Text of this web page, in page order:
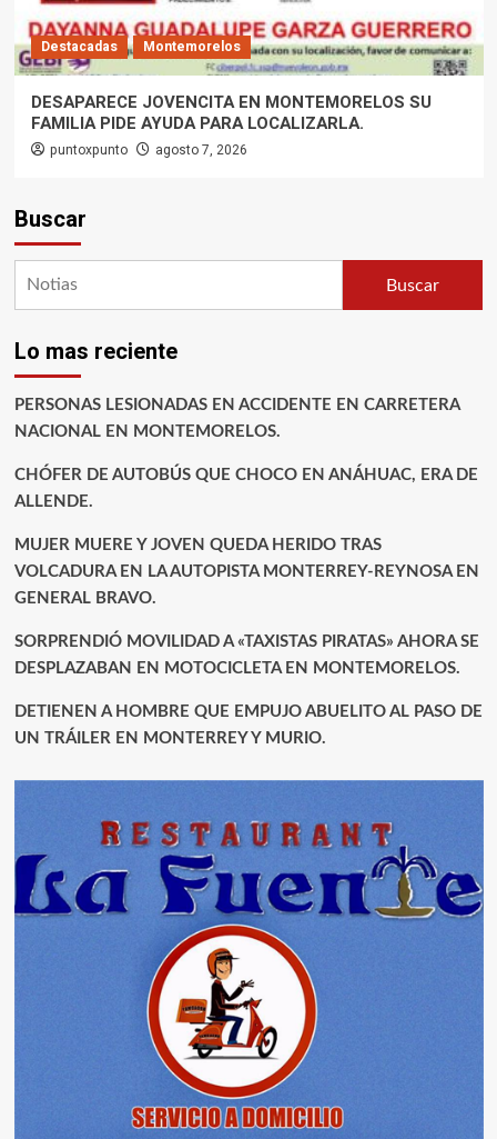
Destacadas Montemorelos
DESAPARECE JOVENCITA EN MONTEMORELOS SU
FAMILIA PIDE AYUDA PARA LOCALIZARLA.
puntoxpunto agosto 7, 2026
Buscar
Buscar
Lo mas reciente
PERSONAS LESIONADAS EN ACCIDENTE EN CARRETERA
NACIONAL EN MONTEMORELOS.
CHÓFER DE AUTOBÚS QUE CHOCO EN ANÁHUAC, ERA DE
ALLENDE.
MUJER MUERE Y JOVEN QUEDA HERIDO TRAS
VOLCADURA EN LA AUTOPISTA MONTERREY-REYNOSA EN
GENERAL BRAVO.
SORPRENDIÓ MOVILIDAD A «TAXISTAS PIRATAS» AHORA SE
DESPLAZABAN EN MOTOCICLETA EN MONTEMORELOS.
DETIENEN A HOMBRE QUE EMPUJO ABUELITO AL PASO DE
UN TRÁILER EN MONTERREY Y MURIO.